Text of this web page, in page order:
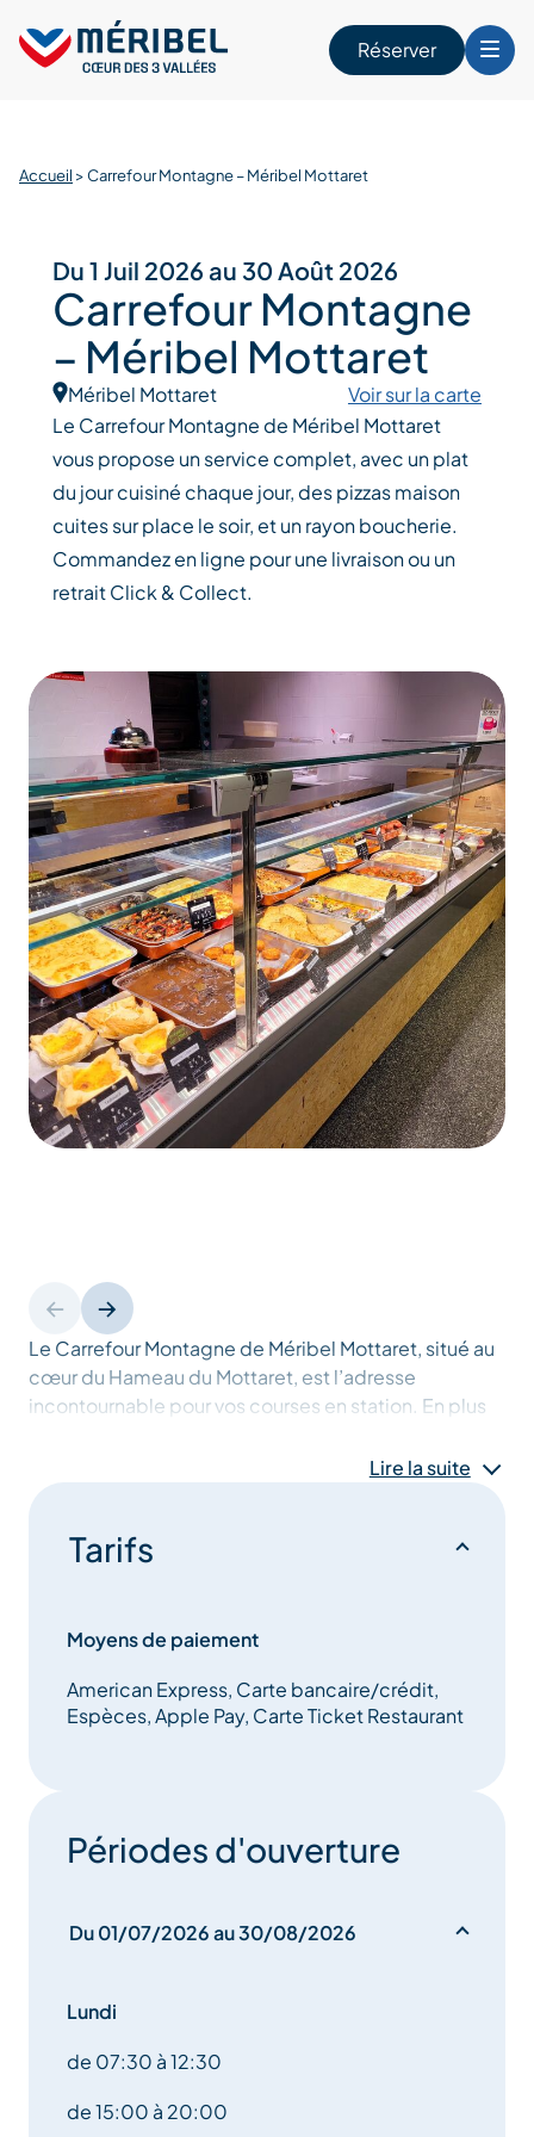
content
Réserver
Accueil >Carrefour Montagne – Méribel Mottaret
Le Carrefour Montagne de Méribel Mottaret, situé au
cœur du Hameau du Mottaret, est l’adresse
incontournable pour vos courses en station. En plus
qualité, dont des fruits et légumes de saison,
disponibles quotidiennement :
• Diots de Savoie au vin blanc
• Bœuf bourguignon
• Tartiflette
• Lasagnes
• Hachis parmentier de bœuf
• Croziflette
Tous les soirs, à partir de 10,90 €, des pizzas maison
gourmande.
Lire la suite
Tarifs
Moyens de paiement
American Express, Carte bancaire/crédit,
Espèces, Apple Pay, Carte Ticket Restaurant
Périodes d'ouverture
Du 01/07/2026 au 30/08/2026
Lundi
de 07:30 à 12:30
de 15:00 à 20:00
Du 1 Juil 2026 au 30 Août 2026
Carrefour Montagne
– Méribel Mottaret
Méribel Mottaret
Voir sur la carte
Le Carrefour Montagne de Méribel Mottaret
vous propose un service complet, avec un plat
du jour cuisiné chaque jour, des pizzas maison
cuites sur place le soir, et un rayon boucherie.
Commandez en ligne pour une livraison ou un
retrait Click & Collect.